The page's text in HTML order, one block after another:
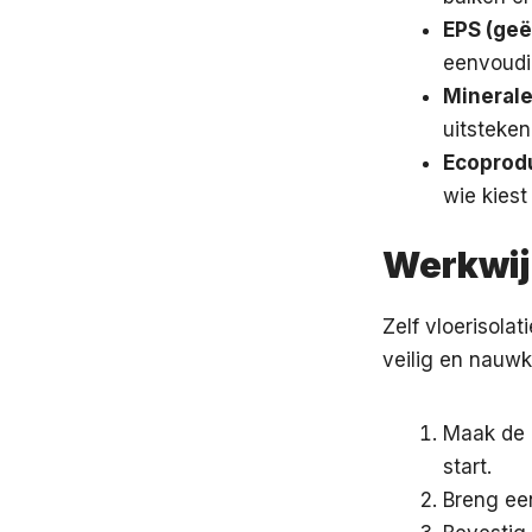
EPS
wie kiest
Zelf
veilig en
Maak
start.
Breng